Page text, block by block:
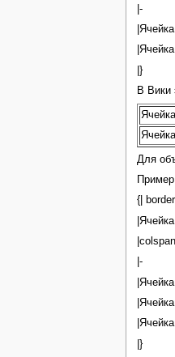
|-
|}
В Вики
Для
{|
|Ячейка
|-
|}